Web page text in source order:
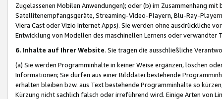
Zugelassenen Mobilen Anwendungen); oder (b) im Zusammenhang
Satellitenempfangsgeräte, Streaming-Video-Playern, Blu-Ray-
Viera Cast oder Vizio Internet Apps). Sie werden ohne ausdrückliche
Entwicklung von Modellen des maschinellen Lernens oder
6. Inhalte auf Ihrer Website. Sie tragen die ausschließliche
(a) Sie werden Programminhalte in keiner Weise ergänzen, löschen
Informationen; Sie dürfen aus einer Bilddatei bestehende
erhalten bleiben bzw. aus Text bestehende Programminhalte so
Kürzung nicht sachlich falsch oder irreführend wird. Einige Arten von